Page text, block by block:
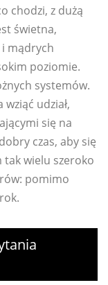
chodzi, z dużą
świetna,
mądrych
poziomie.
systemów.
udział,
się na
czas, aby się
tak wielu szeroko
pomimo